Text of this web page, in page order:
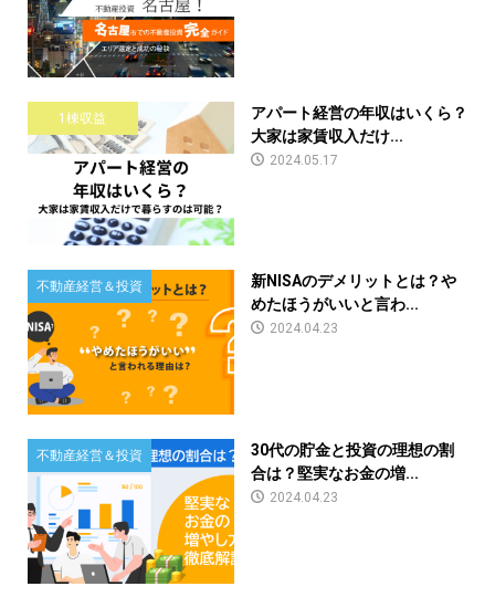
1棟収益
アパート経営の年収はいくら？
大家は家賃収入だけ...
2024.05.17
不動産経営＆投資
新NISAのデメリットとは？や
めたほうがいいと言わ...
2024.04.23
不動産経営＆投資
30代の貯金と投資の理想の割
合は？堅実なお金の増...
2024.04.23